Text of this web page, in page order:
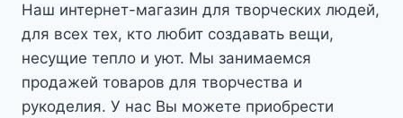
Наш интернет-магазин для творческих людей,
для всех тех, кто любит создавать вещи,
несущие тепло и уют. Мы занимаемся
продажей товаров для творчества и
рукоделия. У нас Вы можете приобрести